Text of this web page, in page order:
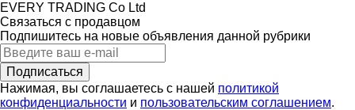
EVERY TRADING Co Ltd
Связаться с продавцом
Подпишитесь на новые объявления данной рубрики
Подписаться
Нажимая, вы соглашаетесь с нашей политикой
конфиденциальности и пользовательским соглашением.